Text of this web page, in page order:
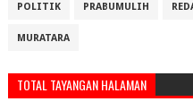
POLITIK PRABUMULIH
MURATARA
TOTAL TAYANGAN HALAMAN